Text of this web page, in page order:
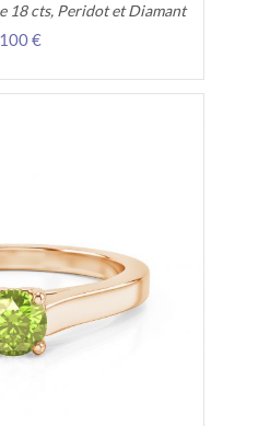
18 cts, Peridot et Diamant
€